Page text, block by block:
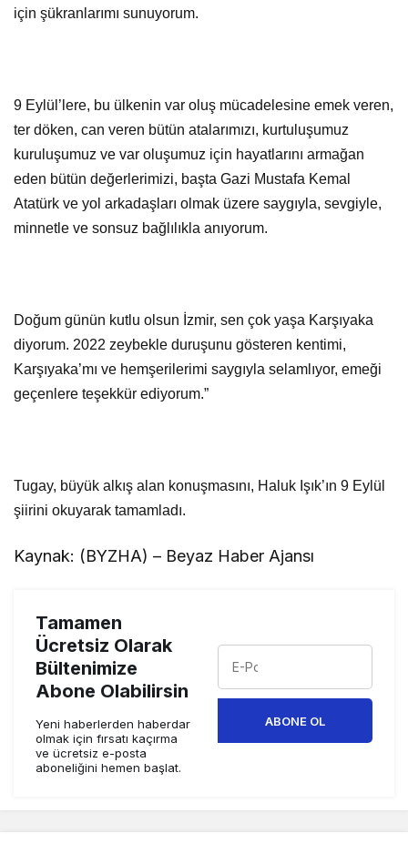
için şükranlarımı sunuyorum.
9 Eylül’lere, bu ülkenin var oluş mücadelesine emek veren,
ter döken, can veren bütün atalarımızı, kurtuluşumuz
kuruluşumuz ve var oluşumuz için hayatlarını armağan
eden bütün değerlerimizi, başta Gazi Mustafa Kemal
Atatürk ve yol arkadaşları olmak üzere saygıyla, sevgiyle,
minnetle ve sonsuz bağlılıkla anıyorum.
Doğum günün kutlu olsun İzmir, sen çok yaşa Karşıyaka
diyorum. 2022 zeybekle duruşunu gösteren kentimi,
Karşıyaka’mı ve hemşerilerimi saygıyla selamlıyor, emeği
geçenlere teşekkür ediyorum.”
Tugay, büyük alkış alan konuşmasını, Haluk Işık’ın 9 Eylül
şiirini okuyarak tamamladı.
Kaynak: (BYZHA) – Beyaz Haber Ajansı
Tamamen
Ücretsiz Olarak
Bültenimize
Abone Olabilirsin
Yeni haberlerden haberdar
olmak için fırsatı kaçırma
ve ücretsiz e-posta
aboneliğini hemen başlat.
ABONE OL